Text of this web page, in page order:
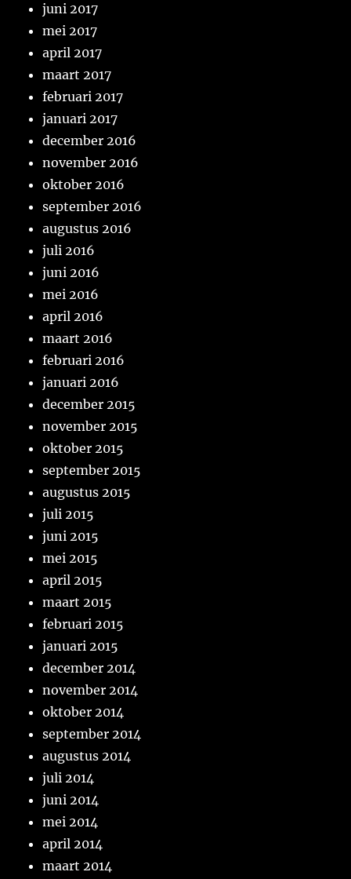
juni 2017
mei 2017
april 2017
maart 2017
februari 2017
januari 2017
december 2016
november 2016
oktober 2016
september 2016
augustus 2016
juli 2016
juni 2016
mei 2016
april 2016
maart 2016
februari 2016
januari 2016
december 2015
november 2015
oktober 2015
september 2015
augustus 2015
juli 2015
juni 2015
mei 2015
april 2015
maart 2015
februari 2015
januari 2015
december 2014
november 2014
oktober 2014
september 2014
augustus 2014
juli 2014
juni 2014
mei 2014
april 2014
maart 2014